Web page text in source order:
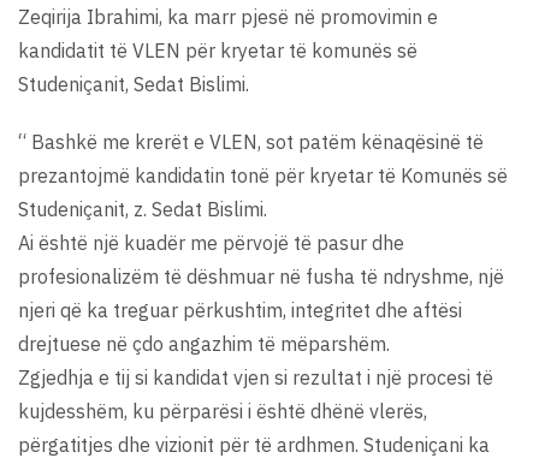
Zeqirija Ibrahimi, ka marr pjesë në promovimin e
kandidatit të VLEN për kryetar të komunës së
Studeniçanit, Sedat Bislimi.
“ Bashkë me krerët e VLEN, sot patëm kënaqësinë të
prezantojmë kandidatin tonë për kryetar të Komunës së
Studeniçanit, z. Sedat Bislimi.
Ai është një kuadër me përvojë të pasur dhe
profesionalizëm të dëshmuar në fusha të ndryshme, një
njeri që ka treguar përkushtim, integritet dhe aftësi
drejtuese në çdo angazhim të mëparshëm.
Zgjedhja e tij si kandidat vjen si rezultat i një procesi të
kujdesshëm, ku përparësi i është dhënë vlerës,
përgatitjes dhe vizionit për të ardhmen. Studeniçani ka